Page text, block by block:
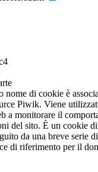
nome di cookie è
Piwik. Viene
a monitorare il
del sito. È un cookie
da una breve serie
di riferimento per il